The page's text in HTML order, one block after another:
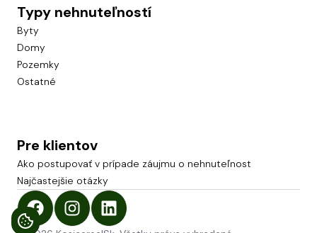
Typy nehnuteľností
Byty
Domy
Pozemky
Ostatné
Pre klientov
Ako postupovať v prípade záujmu o nehnuteľnost
Najčastejšie otázky